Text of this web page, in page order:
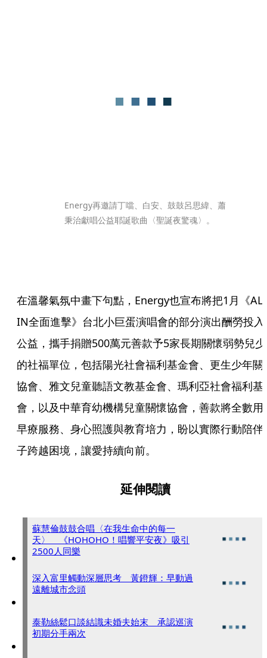
Energy再邀請丁噹、白安、鼓鼓呂思緯、蕭
秉治獻唱公益耶誕歌曲〈聖誕夜驚魂〉。
在溫馨氣氛中畫下句點，Energy也宣布將把1月《
IN全面進擊》台北小巨蛋演唱會的部分演出酬勞投入
公益，攜手捐贈500萬元善款予5家長期關懷弱勢兒少
的社福單位，包括陽光社會福利基金會、更生少年關
協會、雅文兒童聽語文教基金會、瑪利亞社會福利基
會，以及中華育幼機構兒童關懷協會，善款將全數用
早療服務、身心照護與教育培力，盼以實際行動陪伴
子跨越困境，讓愛持續向前。
延伸閱讀
蘇慧倫鼓鼓合唱〈在我生命中的每一
天〉 《HOHOHO！唱響平安夜》吸引
2500人同樂
深入富里觸動深層思考 黃鐙輝：早動過
遠離城市念頭
泰勒絲鬆口談結識未婚夫始末 承認巡演
初期分手兩次